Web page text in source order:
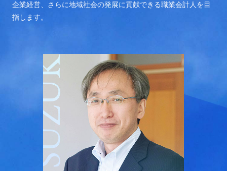
企業経営、さらに地域社会の発展に貢献できる職業会計人を目
指します。